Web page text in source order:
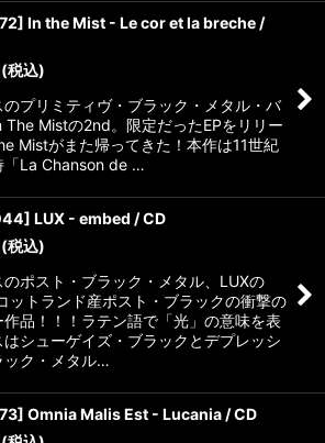
In the Mist - Le cor et la breche /
(税込)
のプリミティヴ・ブラック・メタル・バ
The Mistの2nd。限定だったEPをリリー
Mistがまた帰ってきた！本作は11世紀
「La Chanson de …
LUX - embed / CD
(税込)
のポスト・ブラック・メタル、LUXの
ットランド産ポスト・ブラックの衝撃の
作品！！！ラテン語で「光」の意味を表
はシューゲイズ・ブラックとデプレッシ
ック・メタル…
Omnia Malis Est - Lucania / CD